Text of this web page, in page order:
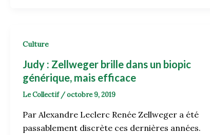
Culture
Judy : Zellweger brille dans un biopic
générique, mais efficace
Le Collectif /octobre 9, 2019
Par Alexandre Leclerc Renée Zellweger a été
passablement discrète ces dernières années.